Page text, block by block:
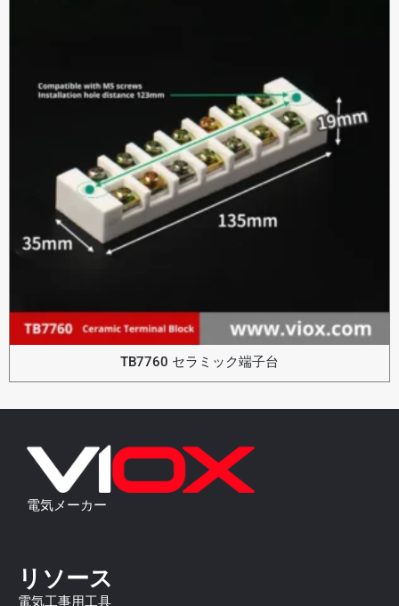
TB7760 セラミック端子台
電気メーカー
リソース
電気工事用工具